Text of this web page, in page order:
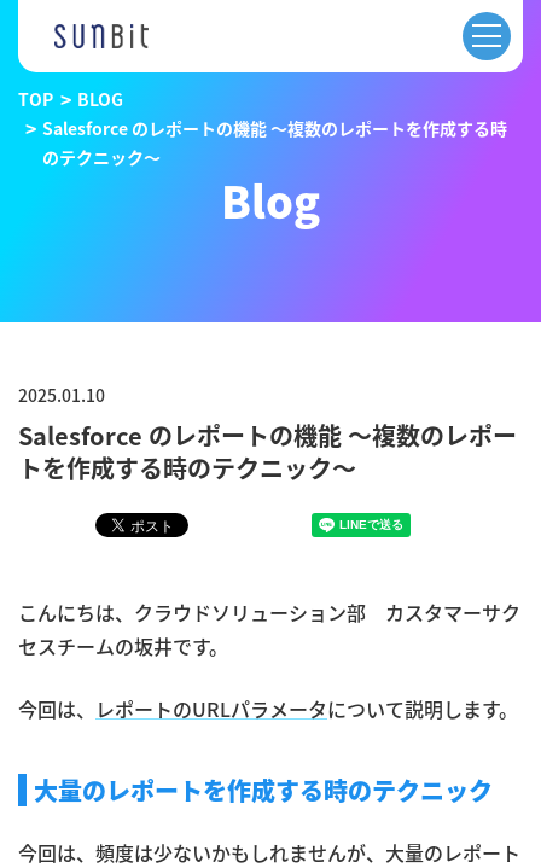
Blog
2025.01.10
Salesforce のレポートの機能 〜複数のレポー
トを作成する時のテクニック〜
こんにちは、クラウドソリューション部 カスタマーサク
セスチームの坂井です。
今回は、 レポートのURLパラメータについて説明します。
大量のレポートを作成する時のテクニック
今回は、頻度は少ないかもしれませんが、大量のレポート
TOP
BLOG
Salesforce のレポートの機能 〜複数のレポートを作成する時
のテクニック〜